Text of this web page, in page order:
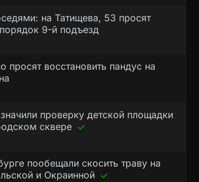
на Татищева, 53 просят
9-й подъезд
просят восстановить пандус на
проверку детской площадки
сквере
пообещали скосить траву на
и Окраинной